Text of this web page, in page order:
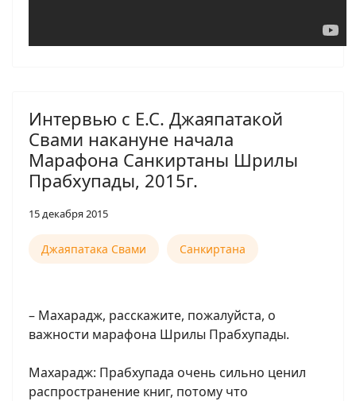
Интервью с Е.С. Джаяпатакой
Свами накануне начала
Марафона Санкиртаны Шрилы
Прабхупады, 2015г.
15 декабря 2015
Джаяпатака Свами Санкиртана
– Махарадж, расскажите, пожалуйста, о
важности марафона Шрилы Прабхупады.
Махарадж: Прабхупада очень сильно ценил
распространение книг, потому что